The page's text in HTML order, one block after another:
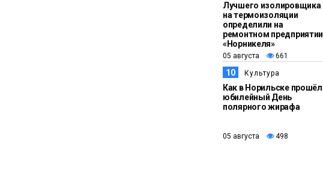
Лучшего изолировщика
на термоизоляции
определили на
ремонтном предприятии
«Норникеля»
05 августа 661
10 Культура
Как в Норильске прошёл
юбилейный День
полярного жирафа
05 августа 498